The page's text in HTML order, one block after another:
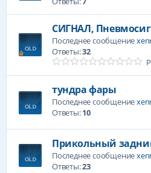
СИГНАЛ,
Последнее сообщение
Ответы:32
тундра фары
Последнее сообщение
Ответы:10
Прикольный
Последнее сообщение
Ответы:23